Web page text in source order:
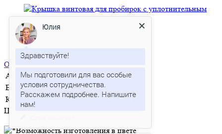
Отправить заявку
Артикул
C1-PI-S
Единица измерения
шт
Количество в упаковке 500
Цена по запросу
Юлия
Здравствуйте!
Мы подготовили для вас особые
условия сотрудничества.
Расскажем подробнее. Напишите
нам!